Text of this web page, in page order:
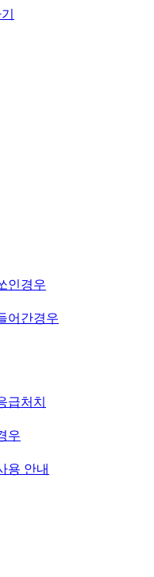
인경우
어간경우
급처치
우
용 안내